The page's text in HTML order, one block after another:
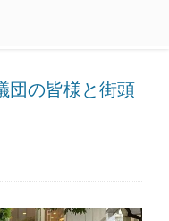
団の皆様と街頭